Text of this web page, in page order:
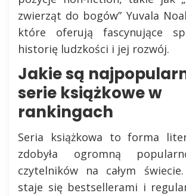
zwierząt do bogów” Yuvala
które oferują fascynujące
historię ludzkości i jej rozwój.
Jakie są
serie książkowe w
rankingach
Seria książkowa to forma
zdobyła ogromną
czytelników na całym
staje się bestsellerami i